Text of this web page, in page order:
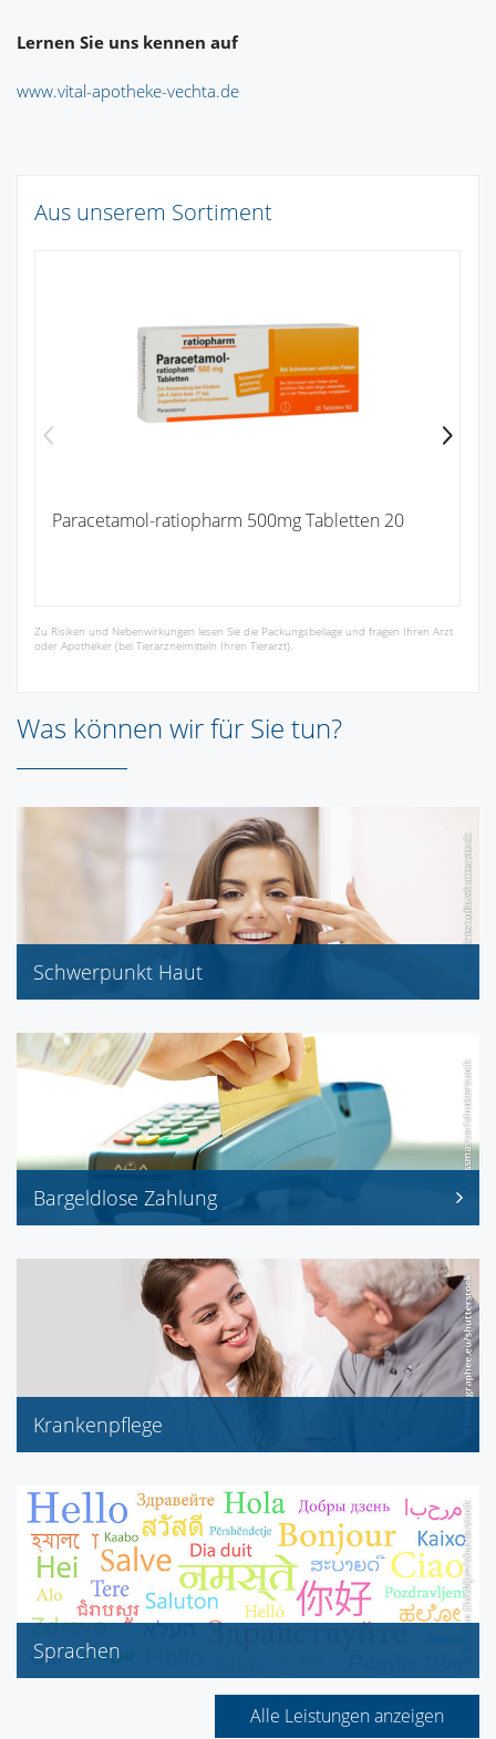
Lernen Sie uns kennen auf
www.vital-apotheke-vechta.de
Aus unserem Sortiment
Paracetamol-ratiopharm 500mg Tabletten 20
Zu Risiken und Nebenwirkungen lesen Sie die Packungsbeilage und fragen Ihren Arzt
oder Apotheker (bei Tierarzneimitteln Ihren Tierarzt).
Was können wir für Sie tun?
Schwerpunkt Haut
Dermasence, La Roche-Posay
Eubos, Olivenölpflege (Medipharma)
Eucerin, Vichy, Nuxe
Bargeldlose Zahlung
Visa
American Express
Dinersclub/Discover
Krankenpflege
Pflegehilfsmittel
Sprachen
Alle Leistungen anzeigen